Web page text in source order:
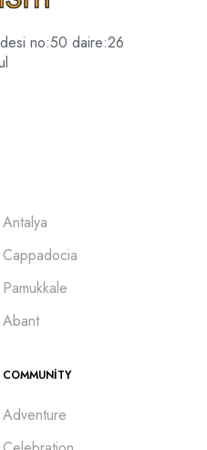
no:50 daire:26
Antalya
Cappadocia
Pamukkale
Abant
COMMUNITY
Adventure